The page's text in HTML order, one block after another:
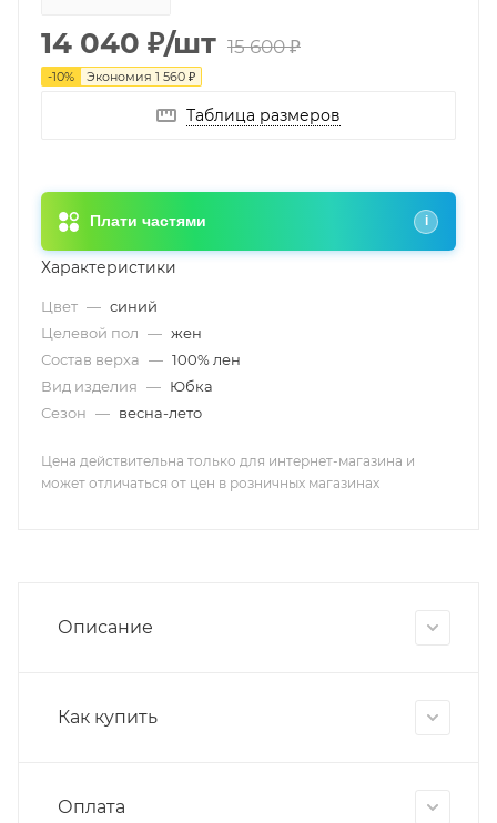
14 040 ₽/шт 15 600₽
-10% Экономия 1 560 ₽
Таблица размеров
Плати частями i
Характеристики
Цвет — синий
Целевой пол — жен
Состав верха — 100% лен
Вид изделия — Юбка
Сезон — весна-лето
Цена действительна только для интернет-магазина и
может отличаться от цен в розничных магазинах
Описание
Как купить
Оплата